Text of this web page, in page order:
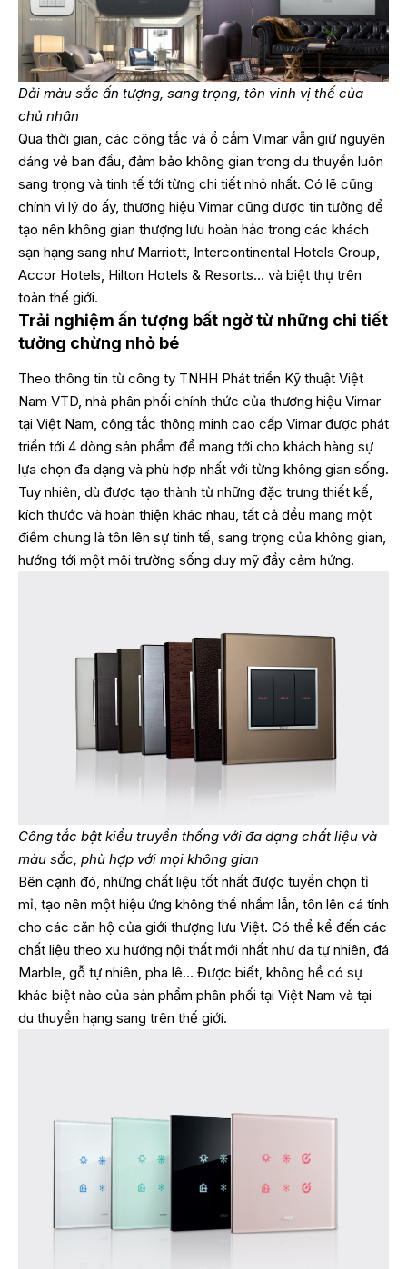
Dải màu sắc ấn tượng, sang trọng, tôn vinh vị thế của
chủ nhân
Qua thời gian, các công tắc và ổ cắm Vimar vẫn giữ nguyên
dáng vẻ ban đầu, đảm bảo không gian trong du thuyền luôn
sang trọng và tinh tế tới từng chi tiết nhỏ nhất. Có lẽ cũng
chính vì lý do ấy, thương hiệu Vimar cũng được tin tưởng để
tạo nên không gian thượng lưu hoàn hảo trong các khách
sạn hạng sang như Marriott, Intercontinental Hotels Group,
Accor Hotels, Hilton Hotels & Resorts… và biệt thự trên
toàn thế giới.
Trải nghiệm ấn tượng bất ngờ từ những chi tiết
tưởng chừng nhỏ bé
Theo thông tin từ công ty TNHH Phát triển Kỹ thuật Việt
Nam VTD, nhà phân phối chính thức của thương hiệu Vimar
tại Việt Nam, công tắc thông minh cao cấp Vimar được phát
triển tới 4 dòng sản phẩm để mang tới cho khách hàng sự
lựa chọn đa dạng và phù hợp nhất với từng không gian sống.
Tuy nhiên, dù được tạo thành từ những đặc trưng thiết kế,
kích thước và hoàn thiện khác nhau, tất cả đều mang một
điểm chung là tôn lên sự tinh tế, sang trọng của không gian,
hướng tới một môi trường sống duy mỹ đầy cảm hứng.
Công tắc bật kiểu truyền thống với đa dạng chất liệu và
màu sắc, phù hợp với mọi không gian
Bên cạnh đó, những chất liệu tốt nhất được tuyển chọn tỉ
mỉ, tạo nên một hiệu ứng không thể nhầm lẫn, tôn lên cá tính
cho các căn hộ của giới thượng lưu Việt. Có thể kể đến các
chất liệu theo xu hướng nội thất mới nhất như da tự nhiên, đá
Marble, gỗ tự nhiên, pha lê… Được biết, không hề có sự
khác biệt nào của sản phẩm phân phối tại Việt Nam và tại
du thuyền hạng sang trên thế giới.